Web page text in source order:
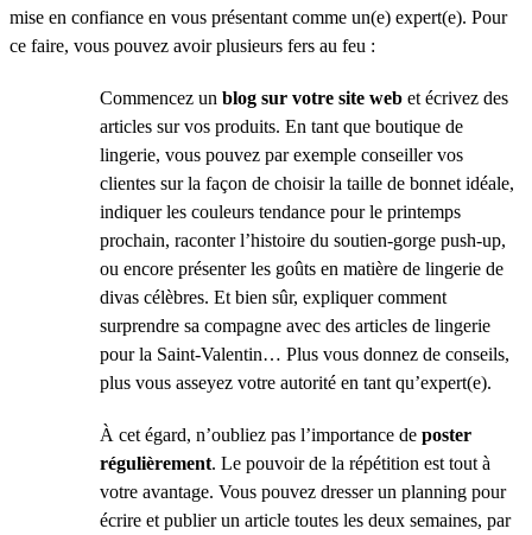
mise en confiance en vous présentant comme un(e) expert(e). Pour
ce faire, vous pouvez avoir plusieurs fers au feu :
Commencez un blog sur votre site web et écrivez des
articles sur vos produits. En tant que boutique de
lingerie, vous pouvez par exemple conseiller vos
clientes sur la façon de choisir la taille de bonnet idéale,
indiquer les couleurs tendance pour le printemps
prochain, raconter l’histoire du soutien-gorge push-up,
ou encore présenter les goûts en matière de lingerie de
divas célèbres. Et bien sûr, expliquer comment
surprendre sa compagne avec des articles de lingerie
pour la Saint-Valentin… Plus vous donnez de conseils,
plus vous asseyez votre autorité en tant qu’expert(e).
À cet égard, n’oubliez pas l’importance de poster
régulièrement. Le pouvoir de la répétition est tout à
votre avantage. Vous pouvez dresser un planning pour
écrire et publier un article toutes les deux semaines, par